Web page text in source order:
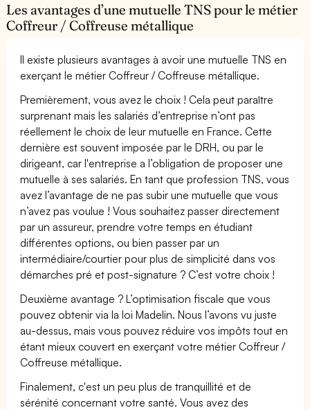
Les avantages d’une mutuelle TNS pour le métier
Coffreur / Coffreuse métallique
Il existe plusieurs avantages à avoir une mutuelle TNS en
exerçant le métier Coffreur / Coffreuse métallique.
Premièrement, vous avez le choix ! Cela peut paraître
surprenant mais les salariés d’entreprise n’ont pas
réellement le choix de leur mutuelle en France. Cette
dernière est souvent imposée par le DRH, ou par le
dirigeant, car l'entreprise a l’obligation de proposer une
mutuelle à ses salariés. En tant que profession TNS, vous
avez l’avantage de ne pas subir une mutuelle que vous
n’avez pas voulue ! Vous souhaitez passer directement
par un assureur, prendre votre temps en étudiant
différentes options, ou bien passer par un
intermédiaire/courtier pour plus de simplicité dans vos
démarches pré et post-signature ? C’est votre choix !
Deuxième avantage ? L’optimisation fiscale que vous
pouvez obtenir via la loi Madelin. Nous l’avons vu juste
au-dessus, mais vous pouvez réduire vos impôts tout en
étant mieux couvert en exerçant votre métier Coffreur /
Coffreuse métallique.
Finalement, c'est un peu plus de tranquillité et de
sérénité concernant votre santé. Vous avez des